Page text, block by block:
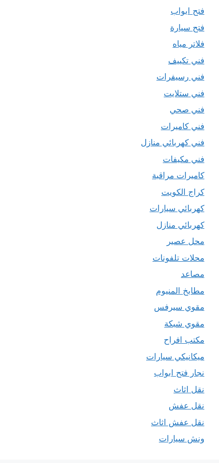
فتح ابواب
فتح سيارة
فلاتر مياه
فني تكييف
فني رسيفرات
فني ستلايت
فني صحي
فني كاميرات
فني كهربائي منازل
فني مكيفات
كاميرات مراقبة
كراج الكويت
كهربائي سيارات
كهربائي منازل
محل عصير
محلات تلفونات
مصاعد
مطابخ المنيوم
مقوي سيرفس
مقوي شبكة
مكتب افراح
ميكانيكي سيارات
نجار فتح ابواب
نقل اثاث
نقل عفش
نقل عفش اثاث
ونش سيارات